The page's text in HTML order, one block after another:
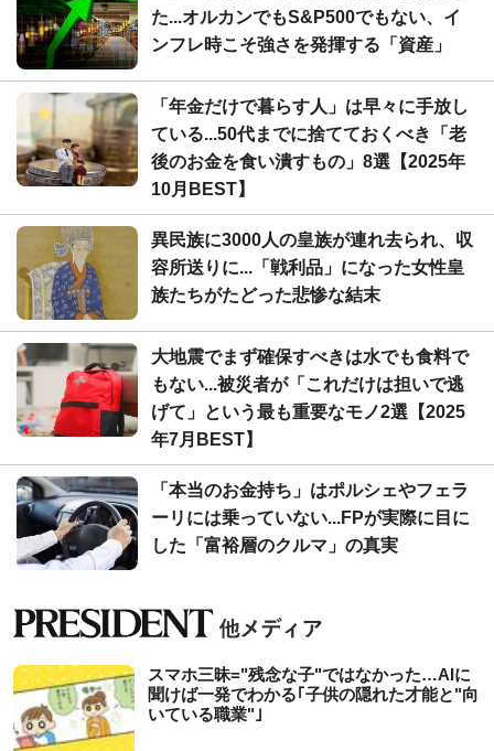
た...オルカンでもS&P500でもない、イ
ンフレ時こそ強さを発揮する「資産」
「年金だけで暮らす人」は早々に手放し
ている...50代までに捨てておくべき「老
後のお金を食い潰すもの」8選【2025年
10月BEST】
異民族に3000人の皇族が連れ去られ、収
容所送りに...「戦利品」になった女性皇
族たちがたどった悲惨な結末
大地震でまず確保すべきは水でも食料で
もない...被災者が「これだけは担いで逃
げて」という最も重要なモノ2選【2025
年7月BEST】
「本当のお金持ち」はポルシェやフェラ
ーリには乗っていない...FPが実際に目に
した「富裕層のクルマ」の真実
スマホ三昧="残念な子"ではなかった…AIに
聞けば一発でわかる｢子供の隠れた才能と"向
いている職業"｣